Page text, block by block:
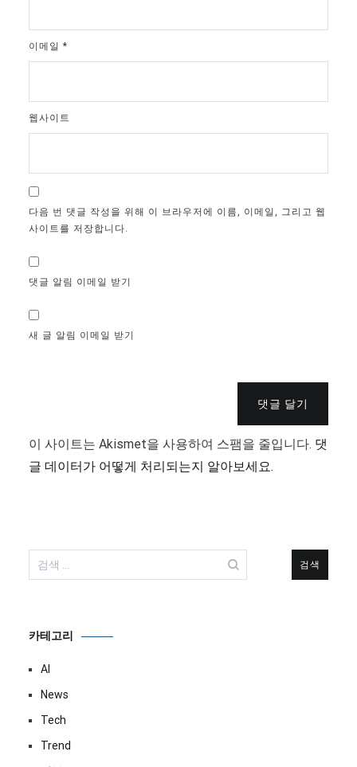
이메일 *
웹사이트
다음 번 댓글 작성을 위해 이 브라우저에 이름, 이메일, 그리고 웹
사이트를 저장합니다.
댓글 알림 이메일 받기
새 글 알림 이메일 받기
댓글 달기
이 사이트는 Akismet을 사용하여 스팸을 줄입니다. 댓
글 데이터가 어떻게 처리되는지 알아보세요.
색:
카테고리
AI
News
Tech
Trend